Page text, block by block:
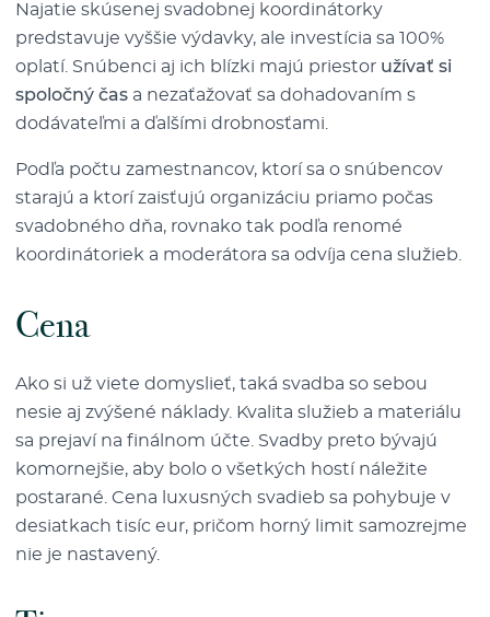
Najatie skúsenej svadobnej koordinátorky
predstavuje vyššie výdavky, ale investícia sa 100%
oplatí. Snúbenci aj ich blízki majú priestor užívať si
spoločný čas a nezaťažovať sa dohadovaním s
dodávateľmi a ďalšími drobnosťami.
Podľa počtu zamestnancov, ktorí sa o snúbencov
starajú a ktorí zaisťujú organizáciu priamo počas
svadobného dňa, rovnako tak podľa renomé
koordinátoriek a moderátora sa odvíja cena služieb.
Cena
Ako si už viete domyslieť, taká svadba so sebou
nesie aj zvýšené náklady. Kvalita služieb a materiálu
sa prejaví na finálnom účte. Svadby preto bývajú
komornejšie, aby bolo o všetkých hostí náležite
postarané. Cena luxusných svadieb sa pohybuje v
desiatkach tisíc eur, pričom horný limit samozrejme
nie je nastavený.